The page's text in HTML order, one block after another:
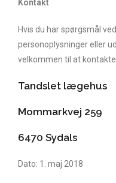
Kontakt
Hvis du har spørgsmål
personoplysninger eller
velkommen til at kontakte
Tandslet lægehus
Mommarkvej 259
6470 Sydals
Dato: 1. maj 2018